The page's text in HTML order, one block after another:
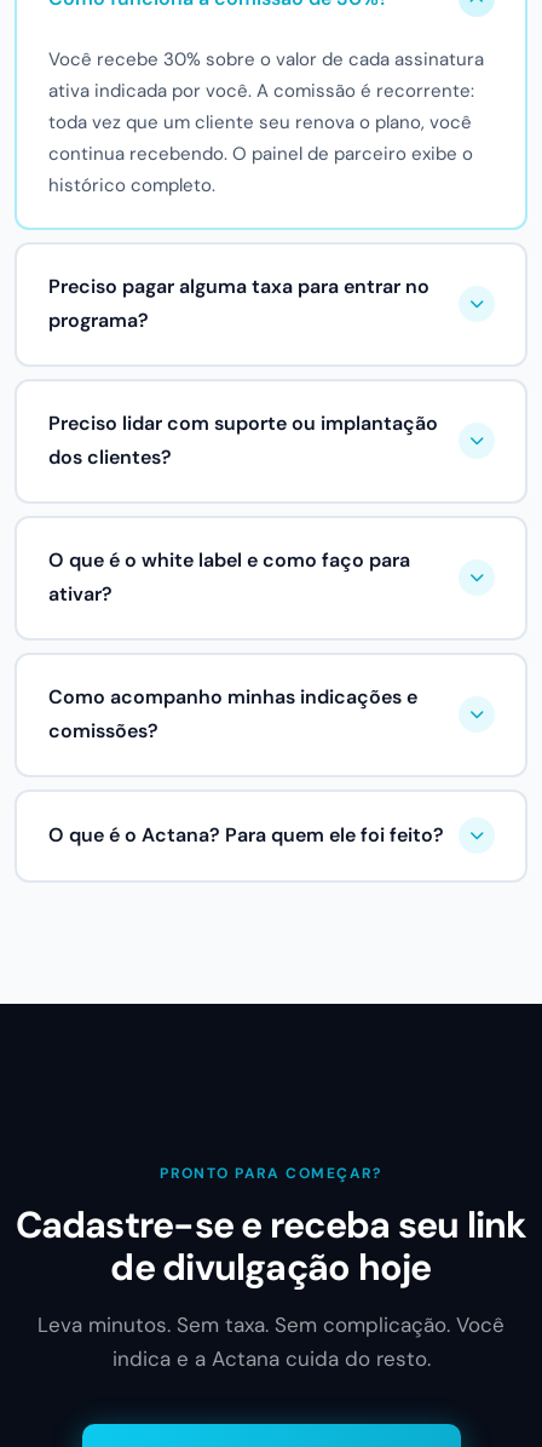
Você recebe 30% sobre o valor de cada assinatura
ativa indicada por você. A comissão é recorrente:
toda vez que um cliente seu renova o plano, você
continua recebendo. O painel de parceiro exibe o
histórico completo.
Preciso pagar alguma taxa para entrar no
programa?
Não. O cadastro no programa de indicação é
gratuito. Não há taxa de adesão, mensalidade ou
custo de implantação para participar.
Preciso lidar com suporte ou implantação
dos clientes?
Não. A equipe Actana cuida de toda a parte técnica:
onboarding, treinamento, suporte e dúvidas do
sistema. Você foca em indicar e em manter o
O que é o white label e como faço para
ativar?
O white label permite que você ofereça o sistema
com a sua marca: domínio próprio, cores e logotipo.
Para ativar, basta solicitar no painel do parceiro
para configurar o DNS e publicar o ambiente.
Como acompanho minhas indicações e
comissões?
No painel do parceiro você visualiza em tempo real:
cliques no seu link, cadastros gerados, assinaturas
ativas e o total de comissão acumulada. O repasse
segue o calendário estabelecido nas regras do
O que é o Actana? Para quem ele foi feito?
PRONTO PARA COMEÇAR?
Cadastre-se e receba seu link
de divulgação hoje
Leva minutos. Sem taxa. Sem complicação. Você
indica e a Actana cuida do resto.